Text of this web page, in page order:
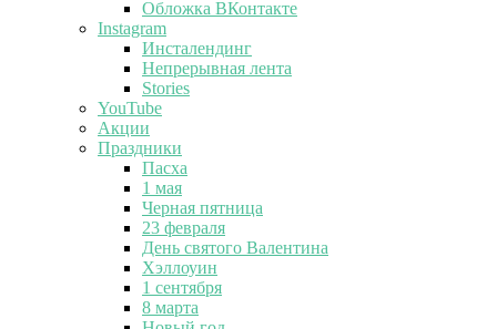
Обложка ВКонтакте
Instagram
Инсталендинг
Непрерывная лента
Stories
YouTube
Акции
Праздники
Пасха
1 мая
Черная пятница
23 февраля
День святого Валентина
Хэллоуин
1 сентября
8 марта